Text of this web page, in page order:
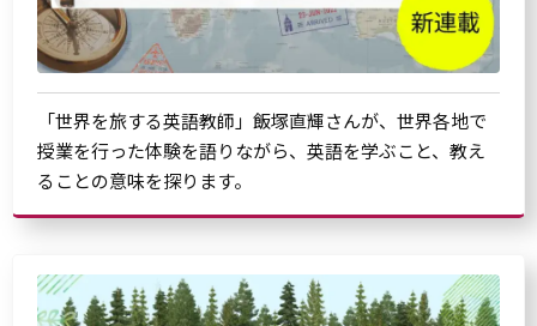
「世界を旅する英語教師」飯塚直輝さんが、世界各地で
授業を行った体験を語りながら、英語を学ぶこと、教え
ることの意味を探ります。